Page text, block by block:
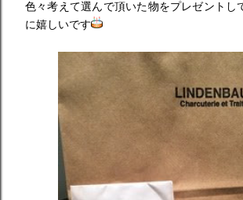
色々考えて選んで頂いた物をプレゼントし
に嬉しいです